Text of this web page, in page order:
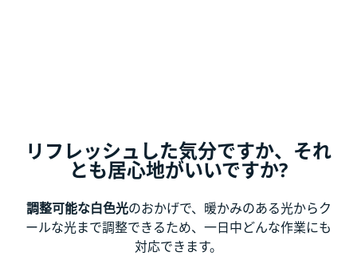
リフレッシュした気分ですか、それ
とも居心地がいいですか?
調整可能な白色光のおかげで、暖かみのある光からク
ールな光まで調整できるため、一日中どんな作業にも
対応できます。